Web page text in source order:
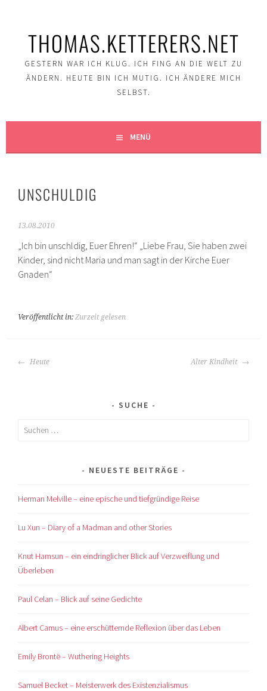
THOMAS.KETTERERS.NET
GESTERN WAR ICH KLUG. ICH FING AN DIE WELT ZU
ÄNDERN. HEUTE BIN ICH MUTIG. ICH ÄNDERE MICH
SELBST.
MENÜ
UNSCHULDIG
13.08.2010
„Ich bin unschldig, Euer Ehren!“ „Liebe Frau, Sie haben zwei
Kinder, sind nicht Maria und man sagt in der Kirche Euer
Gnaden“
Veröffentlicht in:Zurzeit gelesen
BEITRAGS-
Heute Alter Kindheit
SUCHE
Suchen
NEUESTE BEITRÄGE
Herman Melville – eine epische und tiefgründige Reise
Lu Xun – Diary of a Madman and other Stories
Knut Hamsun – ein eindringlicher Blick auf Verzweiflung und
Überleben
Paul Celan – Blick auf seine Gedichte
Albert Camus – eine erschütternde Reflexion über das Leben
Emily Brontë – Wuthering Heights
Samuel Becket – Meisterwerk des Existenzialismus